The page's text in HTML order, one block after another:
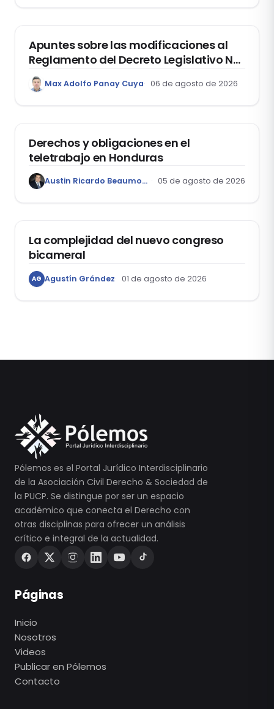
Apuntes sobre las modificaciones al
Reglamento del Decreto Legislativo Nº
1400, que aprueba el Régimen de
Garantía Mobiliaria
Max Adolfo Panay Cuya 06 de agosto de 2026
Derechos y obligaciones en el
teletrabajo en Honduras
Austin Ricardo Beaumont Rivera 05 de agosto de 2026
La complejidad del nuevo congreso
bicameral
AG Agustín Grández 01 de agosto de 2026
Pólemos es el Portal Jurídico Interdisciplinario
de la Asociación Civil Derecho & Sociedad de
la PUCP. Se distingue por ser un espacio
académico que conecta el Derecho con
otras disciplinas para ofrecer un análisis
crítico e integral de la actualidad.
Páginas
Inicio
Nosotros
Videos
Publicar en Pólemos
Contacto